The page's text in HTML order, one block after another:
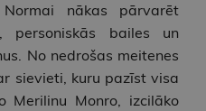
nākas pārvarēt
personiskās bailes un
No nedrošas meitenes
sievieti, kuru pazīst visa
Merilinu Monro, izcilāko